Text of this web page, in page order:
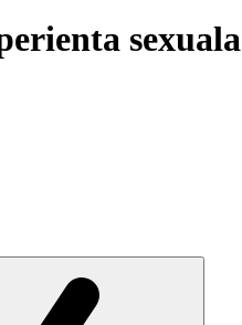
sexuala